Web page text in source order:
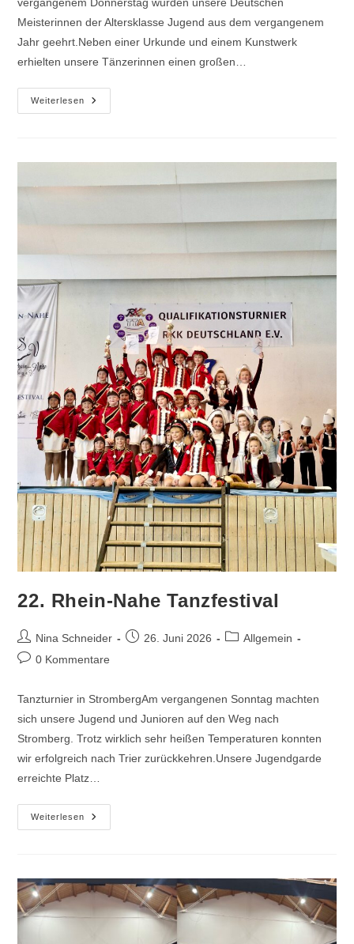
Meisterinnen der Altersklasse Jugend aus dem vergangenem
Jahr geehrt.Neben einer Urkunde und einem Kunstwerk
erhielten unsere Tänzerinnen einen großen…
Weiterlesen
Sportlerehrung
Der
22. Rhein-Nahe Tanzfestival
Beitrags-
Autor:
Nina Schneider
Beitrag26. Juni 2026
Beitrags-
Allgemein
Beitrags-
0 Kommentare
Tanzturnier in StrombergAm vergangenen Sonntag machten
sich unsere Jugend und Junioren auf den Weg nach
Stromberg. Trotz wirklich sehr heißen Temperaturen konnten
wir erfolgreich nach Trier zurückkehren.Unsere Jugendgarde
erreichte Platz…
Weiterlesen
22.
Rhein-